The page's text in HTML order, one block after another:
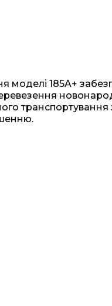
моделі 185A+